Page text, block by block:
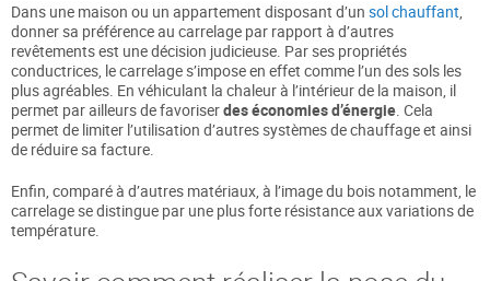
Dans une maison ou un appartement disposant d’un sol chauffant,
donner sa préférence au carrelage par rapport à d’autres
revêtements est une décision judicieuse. Par ses propriétés
conductrices, le carrelage s’impose en effet comme l’un des sols les
plus agréables. En véhiculant la chaleur à l’intérieur de la maison, il
permet par ailleurs de favoriserdes économies d’énergie. Cela
permet de limiter l’utilisation d’autres systèmes de chauffage et ainsi
de réduire sa facture.
Enfin, comparé à d’autres matériaux, à l’image du bois notamment, le
carrelage se distingue par une plus forte résistance aux variations de
température.